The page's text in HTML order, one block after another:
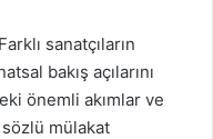
sanatçıların
bakış açılarını
önemli akımlar ve
mülakat